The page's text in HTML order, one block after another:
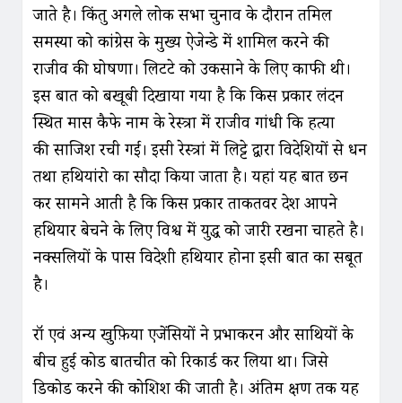
जाते है। किंतु अगले लोक सभा चुनाव के दौरान तमिल
समस्या को कांग्रेस के मुख्य ऐजेन्डे में शामिल करने की
राजीव की घोषणा। लिटटे को उकसाने के लिए काफी थी।
इस बात को बखूबी दिखाया गया है कि किस प्रकार लंदन
स्थित मद्रास कैफे नाम के रेस्त्रा में राजीव गांधी कि हत्या
की साजिश रची गई। इसी रेस्त्रां में लिट्टे द्वारा विदेशियों से धन
तथा हथियांरो का सौदा किया जाता है। यहां यह बात छन
कर सामने आती है कि किस प्रकार ताकतवर देश आपने
हथियार बेचने के लिए विश्व में युद्ध को जारी रखना चाहते है।
नक्सलियों के पास विदेशी हथियार होना इसी बात का सबूत
है।
रॉ एवं अन्य खुफ़िया एजेंसियों ने प्रभाकरन और साथियों के
बीच हुई कोड बातचीत को रिकार्ड कर लिया था। जिसे
डिकोड करने की कोशिश की जाती है। अंतिम क्षण तक यह